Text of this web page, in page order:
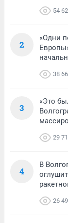
54
2
«Одни
38
3
«Это
29
4
В
26